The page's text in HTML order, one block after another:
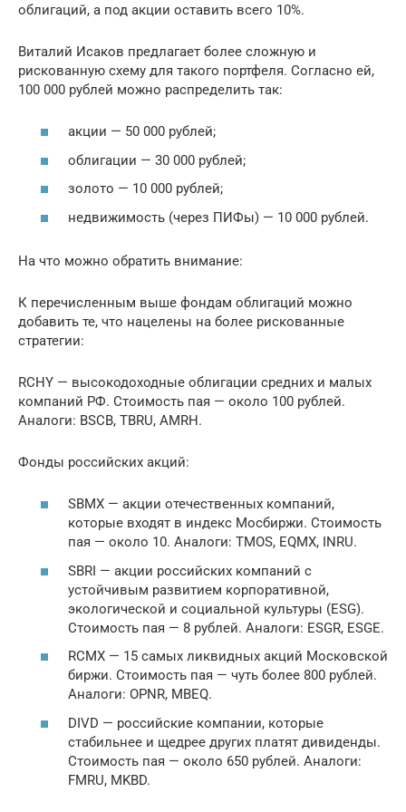
облигаций, а под акции оставить всего 10%.
Виталий Исаков предлагает более сложную и
рискованную схему для такого портфеля. Согласно ей,
100 000 рублей можно распределить так:
акции — 50 000 рублей;
облигации — 30 000 рублей;
золото — 10 000 рублей;
недвижимость (через ПИФы) — 10 000 рублей.
На что можно обратить внимание:
К перечисленным выше фондам облигаций можно
добавить те, что нацелены на более рискованные
стратегии:
RCHY — высокодоходные облигации средних и малых
компаний РФ. Стоимость пая — около 100 рублей.
Аналоги: BSCB, TBRU, AMRH.
Фонды российских акций:
SBMX — акции отечественных компаний,
которые входят в индекс Мосбиржи. Стоимость
пая — около 10. Аналоги: TMOS, EQMX, INRU.
SBRI — акции российских компаний с
устойчивым развитием корпоративной,
экологической и социальной культуры (ESG).
Стоимость пая — 8 рублей. Аналоги: ESGR, ESGE.
RCMX — 15 самых ликвидных акций Московской
биржи. Стоимость пая — чуть более 800 рублей.
Аналоги: OPNR, MBEQ.
DIVD — российские компании, которые
стабильнее и щедрее других платят дивиденды.
Стоимость пая — около 650 рублей. Аналоги:
FMRU, MKBD.